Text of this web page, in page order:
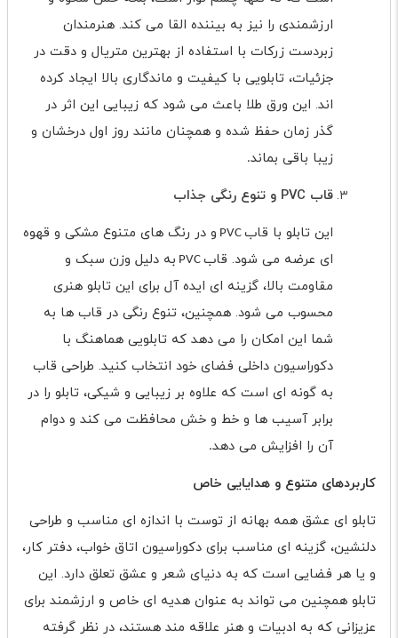
ارزشمندی را نیز به بیننده القا می کند. هنرمندان
زبردست زرکات با استفاده از بهترین متریال و دقت در
جزئیات، تابلویی با کیفیت و ماندگاری بالا ایجاد کرده
اند. این ورق طلا باعث می شود که زیبایی این اثر در
گذر زمان حفظ شده و همچنان مانند روز اول درخشان و
زیبا باقی بماند.
قاب
و تنوع رنگی جذاب
این تابلو با قاب
و در رنگ های متنوع مشکی و قهوه
ای عرضه می شود. قاب
به دلیل وزن سبک و
مقاومت بالا، گزینه ای ایده آل برای این تابلو هنری
محسوب می شود. همچنین، تنوع رنگی در قاب ها به
شما این امکان را می دهد که تابلویی هماهنگ با
دکوراسیون داخلی فضای خود انتخاب کنید. طراحی قاب
به گونه ای است که علاوه بر زیبایی و شیکی، تابلو را در
برابر آسیب ها و خط و خش محافظت می کند و دوام
آن را افزایش می دهد.
کاربردهای متنوع و هدایایی خاص
تابلو ای عشق همه بهانه از توست با اندازه ای مناسب و طراحی
دلنشین، گزینه ای مناسب برای دکوراسیون اتاق خواب، دفتر کار،
و یا هر فضایی است که به دنیای شعر و عشق تعلق دارد. این
تابلو همچنین می تواند به عنوان هدیه ای خاص و ارزشمند برای
عزیزانی که به ادبیات و هنر علاقه مند هستند، در نظر گرفته